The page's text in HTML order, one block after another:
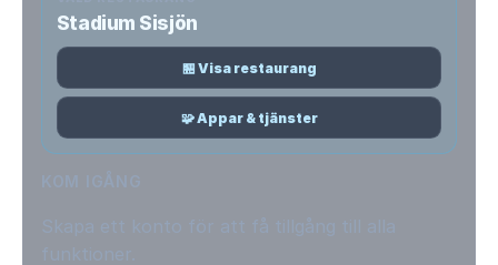
Stadium Sisjön
🏪 Visa restaurang
🧩 Appar & tjänster